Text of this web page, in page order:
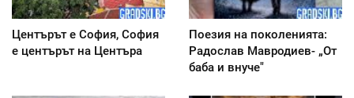
Центърът е София, София
е центърът на Центъра
Поезия на поколенията:
Радослав Мавродиев- „От
баба и внуче"